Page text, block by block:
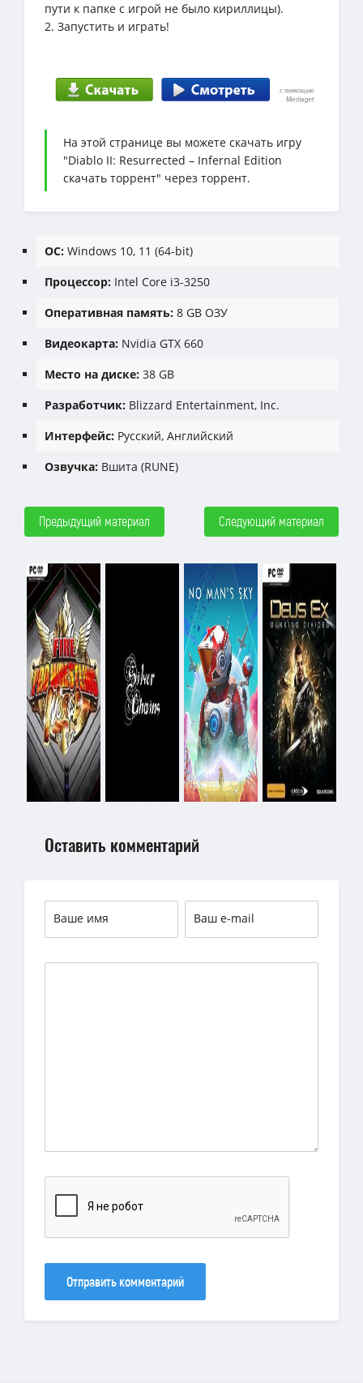
пути к папке с игрой не было кириллицы).
2. Запустить и играть!
На этой странице вы можете скачать игру
"Diablo II: Resurrected – Infernal Edition
скачать торрент" через торрент.
ОС: Windows 10, 11 (64-bit)
Процессор: Intel Core i3-3250
Оперативная память: 8 GB ОЗУ
Видеокарта: Nvidia GTX 660
Место на диске: 38 GB
Разработчик: Blizzard Entertainment, Inc.
Интерфейс: Русский, Английский
Озвучка: Вшита (RUNE)
Предыдущий материал Следующий материал
Оставить комментарий
Отправить комментарий